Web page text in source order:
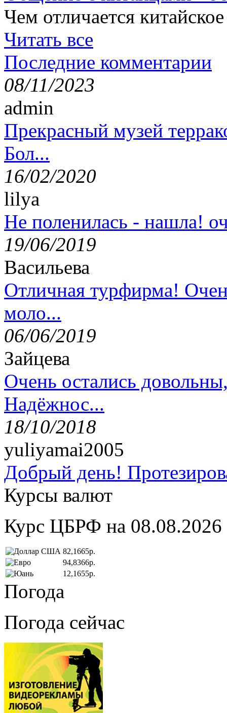
Чем отличается
Читать все
Последние комментарии
08/11/2023
admin
Прекрасный музей
Бол...
16/02/2020
lilya
Не поленилась - нашла!
19/06/2019
Васильева
Отличная турфирма!
моло...
06/06/2019
Зайцева
Очень остались
Надёжнос...
18/10/2018
yuliyamai2005
Добрый день!
Курсы валют
Курс ЦБРФ на 08.08.2026
82,1665р.
94,8366р.
12,1655р.
Погода
Погода сейчас